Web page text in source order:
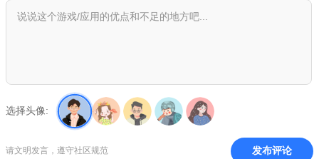
选择头像:
请文明发言，遵守社区规范 发布评论